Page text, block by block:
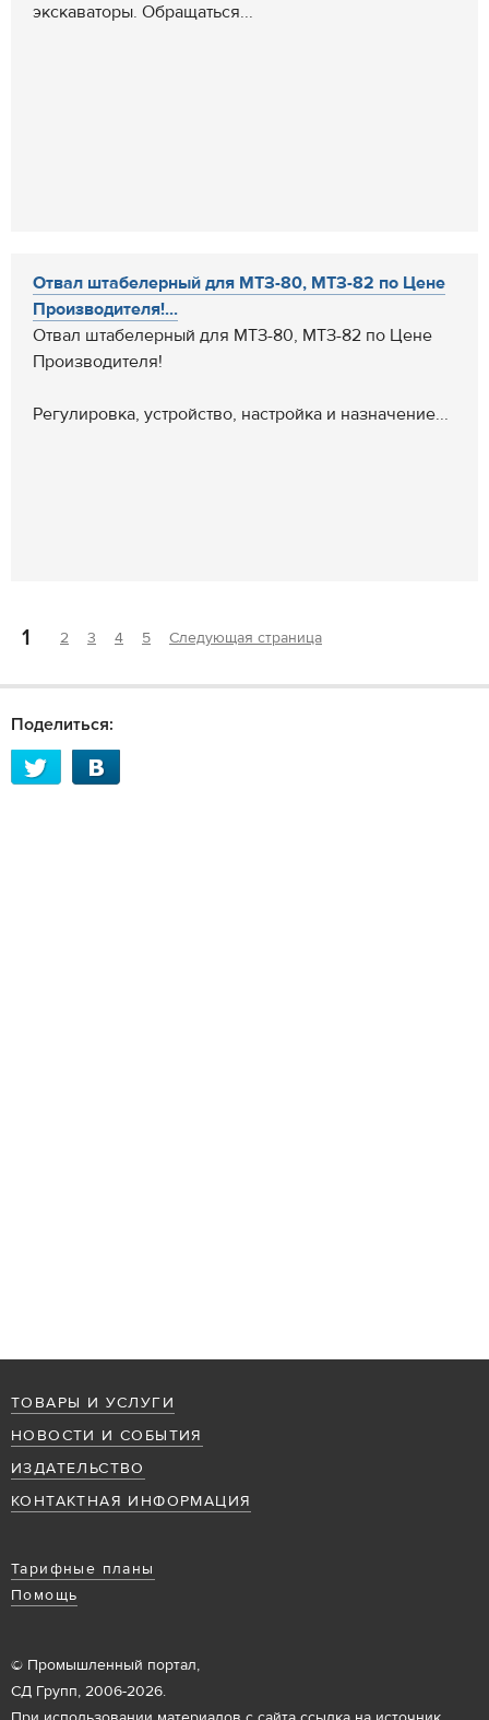
экскаваторы. Обращаться...
Отвал штабелерный для МТЗ-80, МТЗ-82 по Цене
Производителя!...
Отвал штабелерный для МТЗ-80, МТЗ-82 по Цене
Производителя!
Регулировка, устройство, настройка и назначение...
1 2 3 4 5 Следующая страница
Поделиться:
ТОВАРЫ И УСЛУГИ
НОВОСТИ И СОБЫТИЯ
ИЗДАТЕЛЬСТВО
КОНТАКТНАЯ ИНФОРМАЦИЯ
Тарифные планы
Помощь
© Промышленный портал,
СД Групп, 2006-2026.